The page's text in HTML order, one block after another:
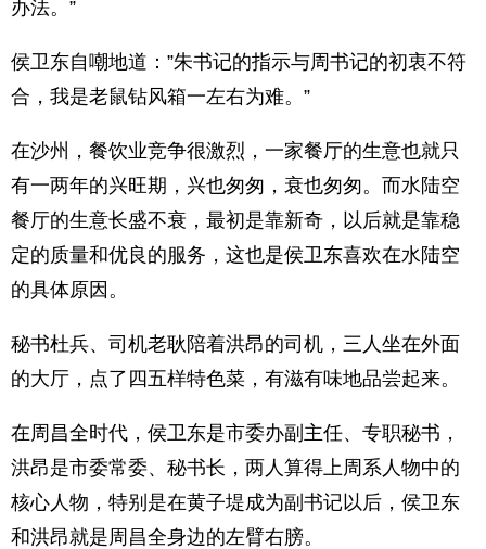
办法。”
侯卫东自嘲地道：”朱书记的指示与周书记的初衷不符
合，我是老鼠钻风箱一左右为难。”
在沙州，餐饮业竞争很激烈，一家餐厅的生意也就只
有一两年的兴旺期，兴也匆匆，衰也匆匆。而水陆空
餐厅的生意长盛不衰，最初是靠新奇，以后就是靠稳
定的质量和优良的服务，这也是侯卫东喜欢在水陆空
的具体原因。
秘书杜兵、司机老耿陪着洪昂的司机，三人坐在外面
的大厅，点了四五样特色菜，有滋有味地品尝起来。
在周昌全时代，侯卫东是市委办副主任、专职秘书，
洪昂是市委常委、秘书长，两人算得上周系人物中的
核心人物，特别是在黄子堤成为副书记以后，侯卫东
和洪昂就是周昌全身边的左臂右膀。